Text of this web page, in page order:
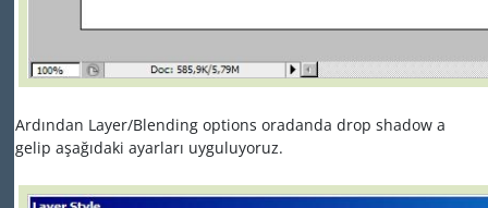
Ardından Layer/Blending options oradanda drop shadow a
gelip aşağıdaki ayarları uyguluyoruz.